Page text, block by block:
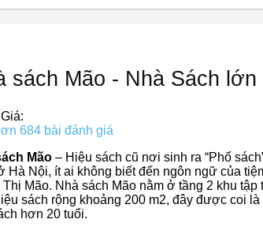
sách Mão - Nhà Sách
684 bài đánh giá
Mão – Hiệu sách cũ nơi sinh ra “Phố
Hà Nội, ít ai không biết đến ngôn ngữ của
Thị Mão. Nhà sách Mão nằm ở tầng 2 khu
sách rộng khoảng 200 m2, đây được coi
hơn 20 tuổi.